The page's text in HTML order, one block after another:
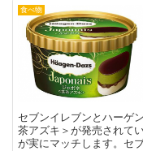
食べ物
セブンイレブンとハーゲ
茶アズキ＞が発売されて
が実にマッチします。セ